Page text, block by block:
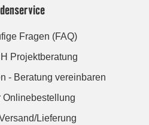
Fragen (FAQ)
Projektberatung
- Beratung vereinbaren
Onlinebestellung
Lieferung